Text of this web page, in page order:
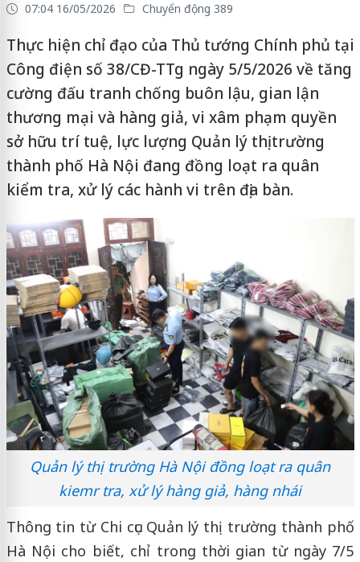
07:04 16/05/2026 Chuyển động 389
Thực hiện chỉ đạo của Thủ tướng Chính phủ tại
Công điện số 38/CĐ-TTg ngày 5/5/2026 về tăng
cường đấu tranh chống buôn lậu, gian lận
thương mại và hàng giả, vi xâm phạm quyền
sở hữu trí tuệ, lực lượng Quản lý thị trường
thành phố Hà Nội đang đồng loạt ra quân
kiểm tra, xử lý các hành vi trên địa bàn.
Quản lý thị trường Hà Nội đồng loạt ra quân
kiemr tra, xử lý hàng giả, hàng nhái
Thông tin từ Chi cục Quản lý thị trường thành phố
Hà Nội cho biết, chỉ trong thời gian từ ngày 7/5